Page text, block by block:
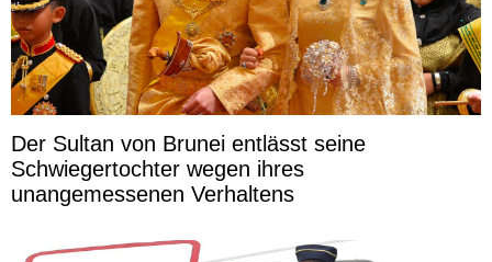
Der Sultan von Brunei entlässt seine
Schwiegertochter wegen ihres
unangemessenen Verhaltens